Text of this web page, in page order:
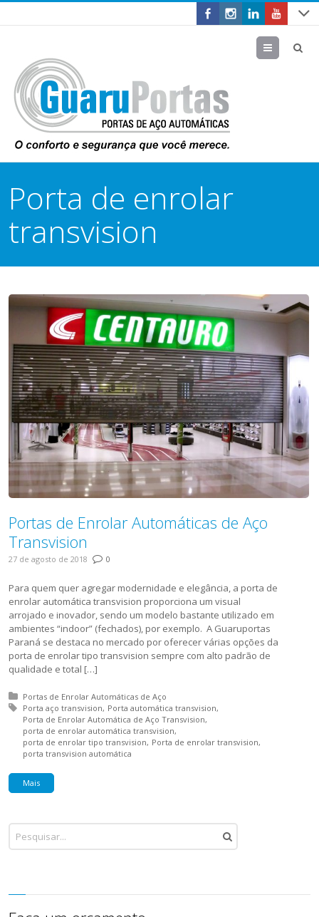
Menu
Porta de enrolar
transvision
Portas de Enrolar Automáticas de Aço
Transvision
27 de agosto de 2018 0
Para quem quer agregar modernidade e elegância, a porta de
enrolar automática transvision proporciona um visual
arrojado e inovador, sendo um modelo bastante utilizado em
ambientes “indoor” (fechados), por exemplo. A Guaruportas
Paraná se destaca no mercado por oferecer várias opções da
porta de enrolar tipo transvision sempre com alto padrão de
qualidade e total […]
Posted in:
Portas de Enrolar Automáticas de Aço
Tagged with:
Porta aço transvision Porta automática transvision
Porta de Enrolar Automática de Aço Transvision
porta de enrolar automática transvision
porta de enrolar tipo transvision Porta de enrolar transvision
porta transvision automática
Mais